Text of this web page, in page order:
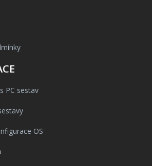
PC sestav
OS